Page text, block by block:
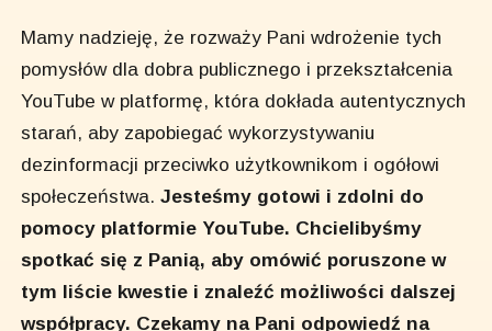
Mamy nadzieję, że rozważy Pani wdrożenie tych
pomysłów dla dobra publicznego i przekształcenia
YouTube w platformę, która dokłada autentycznych
starań, aby zapobiegać wykorzystywaniu
dezinformacji przeciwko użytkownikom i ogółowi
społeczeństwa. Jesteśmy gotowi i zdolni do
pomocy platformie YouTube. Chcielibyśmy
spotkać się z Panią, aby omówić poruszone w
tym liście kwestie i znaleźć możliwości dalszej
współpracy. Czekamy na Pani odpowiedź na